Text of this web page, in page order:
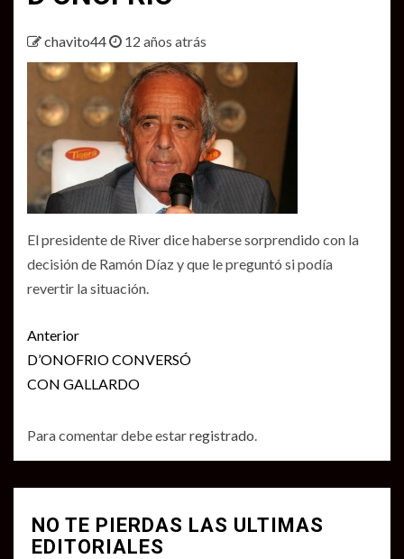
chavito44 12 años atrás
El presidente de River dice haberse sorprendido con la
decisión de Ramón Díaz y que le preguntó si podía
revertir la situación.
Seguir
leyendo
Anterior
D’ONOFRIO CONVERSÓ
CON GALLARDO
Para comentar debe estarregistrado.
NO TE PIERDAS LAS ULTIMAS
EDITORIALES